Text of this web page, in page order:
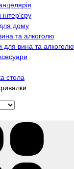
дому
та алкоголю
для вина та алкоголю
стола